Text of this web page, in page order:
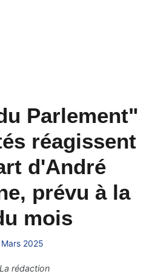
Parlement"
réagissent
d'André
prévu à la
mois
2025
La rédaction